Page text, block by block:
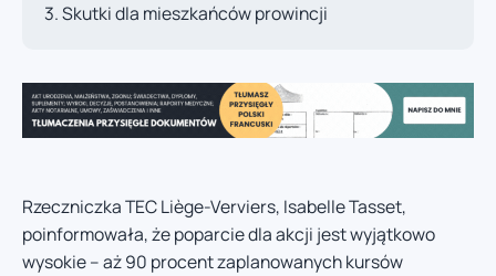
Skutki dla mieszkańców prowincji
Rzeczniczka TEC Liège-Verviers, Isabelle Tasset,
poinformowała, że poparcie dla akcji jest wyjątkowo
wysokie – aż 90 procent zaplanowanych kursów